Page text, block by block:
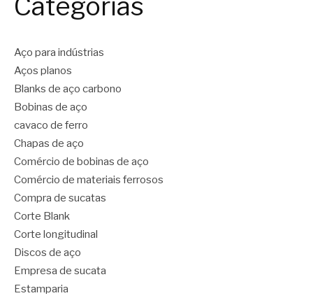
Categorias
Aço para indústrias
Aços planos
Blanks de aço carbono
Bobinas de aço
cavaco de ferro
Chapas de aço
Comércio de bobinas de aço
Comércio de materiais ferrosos
Compra de sucatas
Corte Blank
Corte longitudinal
Discos de aço
Empresa de sucata
Estamparia